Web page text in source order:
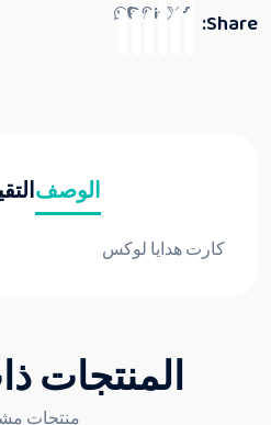
Share:
الوصف
كارت هدايا لوكس
المنتجات
منتجات